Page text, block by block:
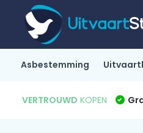
Asbestemming
VERTROUWD KOPEN